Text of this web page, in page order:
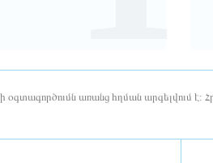
օգտագործումն առանց հղման